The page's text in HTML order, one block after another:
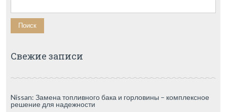
Свежие записи
Nissan: Замена топливного бака и горловины – комплексное
решение для надежности